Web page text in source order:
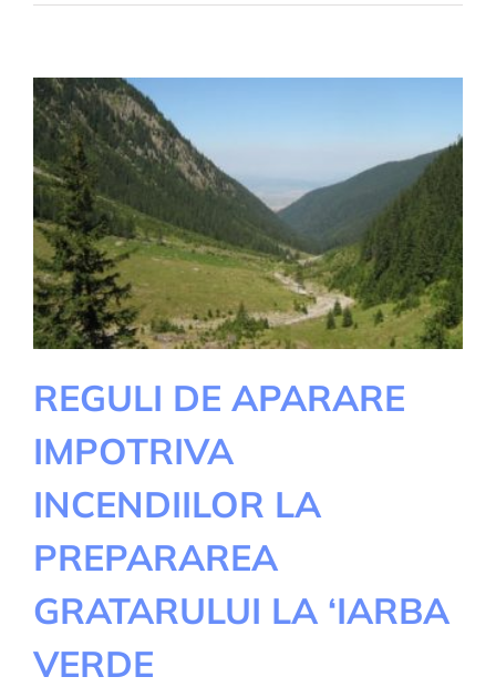
JUDETEAN
PENTRU
ATENUAREA
EFECTELOR
RIDICATE
PE
ANUL
REGULI DE APARARE
IMPOTRIVA
INCENDIILOR LA
PREPARAREA
GRATARULUI LA ‘IARBA
VERDE